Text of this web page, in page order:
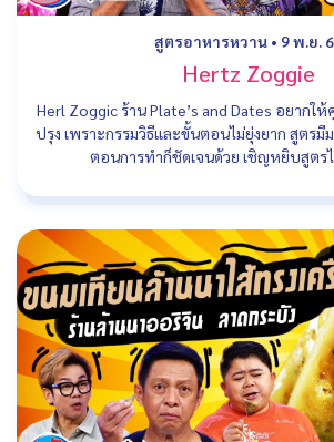
สูตรอาหารหวาน • 9 พ.ย.
Hertz Zoggie
Herl Zoggic ร้าน Plate’s and Dates อยากใ
ปรุง เพราะกรรมวิธีและขั้นตอนไม่ยุ่งยาก สูตร
ตอนการทำก็ชัดเจนด้วย เชิญหยิบสูตรไ